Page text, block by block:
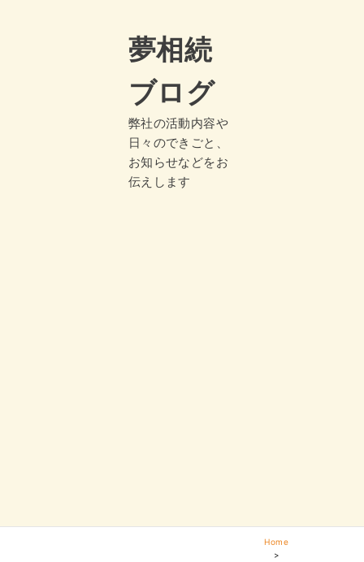
夢相続
ブログ
弊社の活動内容や
日々のできごと、
お知らせなどをお
伝えします
Home
>